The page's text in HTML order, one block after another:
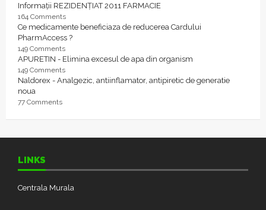
Informații REZIDENȚIAT 2011 FARMACIE
164 Comments
Ce medicamente beneficiaza de reducerea Cardului
PharmAccess ?
149 Comments
APURETIN - Elimina excesul de apa din organism
149 Comments
Naldorex - Analgezic, antiinflamator, antipiretic de generatie
noua
77 Comments
LINKS
Centrala Murala